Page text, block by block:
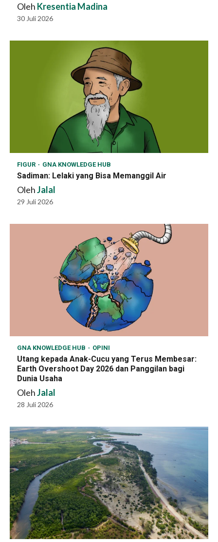
Oleh Kresentia Madina
30 Juli 2026
FIGUR GNA KNOWLEDGE HUB
Sadiman: Lelaki yang Bisa Memanggil Air
OlehJalal
29 Juli 2026
GNA KNOWLEDGE HUB OPINI
Utang kepada Anak-Cucu yang Terus Membesar:
Earth Overshoot Day 2026 dan Panggilan bagi
Dunia Usaha
OlehJalal
28 Juli 2026